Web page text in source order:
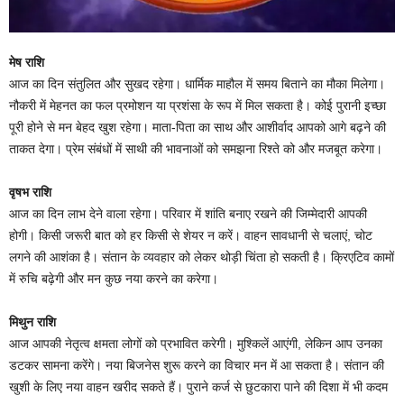
मेष राशि
आज का दिन संतुलित और सुखद रहेगा। धार्मिक माहौल में समय बिताने का मौका मिलेगा।
नौकरी में मेहनत का फल प्रमोशन या प्रशंसा के रूप में मिल सकता है। कोई पुरानी इच्छा
पूरी होने से मन बेहद खुश रहेगा। माता-पिता का साथ और आशीर्वाद आपको आगे बढ़ने की
ताकत देगा। प्रेम संबंधों में साथी की भावनाओं को समझना रिश्ते को और मजबूत करेगा।
वृषभ राशि
आज का दिन लाभ देने वाला रहेगा। परिवार में शांति बनाए रखने की जिम्मेदारी आपकी
होगी। किसी जरूरी बात को हर किसी से शेयर न करें। वाहन सावधानी से चलाएं, चोट
लगने की आशंका है। संतान के व्यवहार को लेकर थोड़ी चिंता हो सकती है। क्रिएटिव कामों
में रुचि बढ़ेगी और मन कुछ नया करने का करेगा।
मिथुन राशि
आज आपकी नेतृत्व क्षमता लोगों को प्रभावित करेगी। मुश्किलें आएंगी, लेकिन आप उनका
डटकर सामना करेंगे। नया बिजनेस शुरू करने का विचार मन में आ सकता है। संतान की
खुशी के लिए नया वाहन खरीद सकते हैं। पुराने कर्ज से छुटकारा पाने की दिशा में भी कदम